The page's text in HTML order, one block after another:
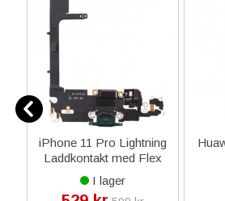
iPhone 11 Pro Lightning
Laddkontakt med Flex
Reservdel - Mörk Grön
I lager